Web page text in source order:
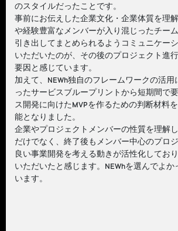
のスタイルだったことです。
事前にお伝えした企業文化・企業体質を理
や経験豊富なメンバーが入り混じったチー
引き出してまとめられるようコミュニケー
いただいたのが、その後のプロジェクト進
要因と感じています。
加えて、NEWh独自のフレームワークの活用
ったサービスブループリントから短期間で
ス開発に向けたMVPを作るための判断材料
能となりました。
企業やプロジェクトメンバーの性質を理解
だけでなく、終了後もメンバー中心のプロ
良い事業開発を考える動きが活性化してお
いただいたと感じます。NEWhを選んでよ
います。